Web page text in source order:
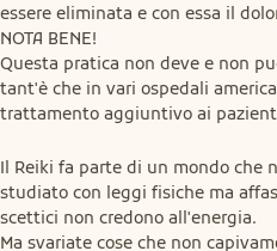
essere eliminata e con essa il
NOTA BENE!
Questa pratica non deve e non
tant'è che in vari ospedali
trattamento aggiuntivo ai
Il Reiki fa parte di un mondo che
studiato con leggi fisiche ma
scettici non credono all'energia.
Ma svariate cose che non